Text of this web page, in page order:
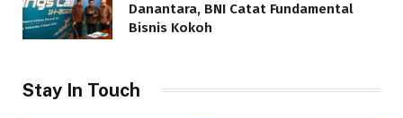
Danantara, BNI Catat Fundamental
Bisnis Kokoh
Stay In Touch